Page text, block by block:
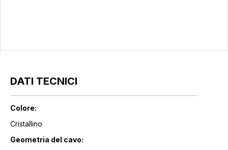
DATI TECNICI
Colore:
Cristallino
Geometria del cavo: